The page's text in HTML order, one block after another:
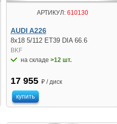
АРТИКУЛ:610130
AUDI A226
8x18 5/112 ET39 DIA 66.6
BKF
на складе >12 шт.
17 955 ₽ / диск
купить